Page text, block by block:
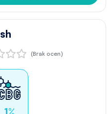
(Brak ocen)